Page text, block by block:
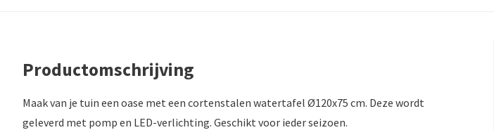
Productomschrijving
Maak van je tuin een oase met een cortenstalen watertafel Ø120x75 cm. Deze wordt
geleverd met pomp en LED-verlichting. Geschikt voor ieder seizoen.